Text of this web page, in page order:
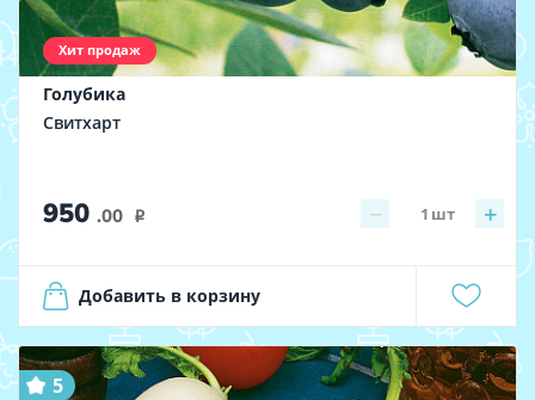
Хит продаж
Голубика
Свитхарт
950 .00 i − +
1 шт
Добавить в корзину
5